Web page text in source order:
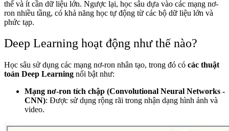
thể và ít cần dữ liệu lớn. Ngược lại, học sâu dựa vào các mạng nơ-
ron nhiều tầng, có khả năng học tự động từ các bộ dữ liệu lớn và
phức tạp.
Deep Learning hoạt động như thế nào?
Học sâu sử dụng các mạng nơ-ron nhân tạo, trong đó có các thuật
toán Deep Learning nổi bật như:
Mạng nơ-ron tích chập (Convolutional Neural Networks -
CNN): Được sử dụng rộng rãi trong nhận dạng hình ảnh và
video.